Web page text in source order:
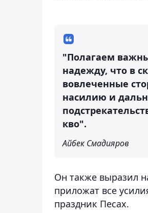
"Полагаем
надежду, что в
вовлеченные
насилию и
кво".
Айбек Смадияров
Он также выразил
приложат все
праздник Песах.